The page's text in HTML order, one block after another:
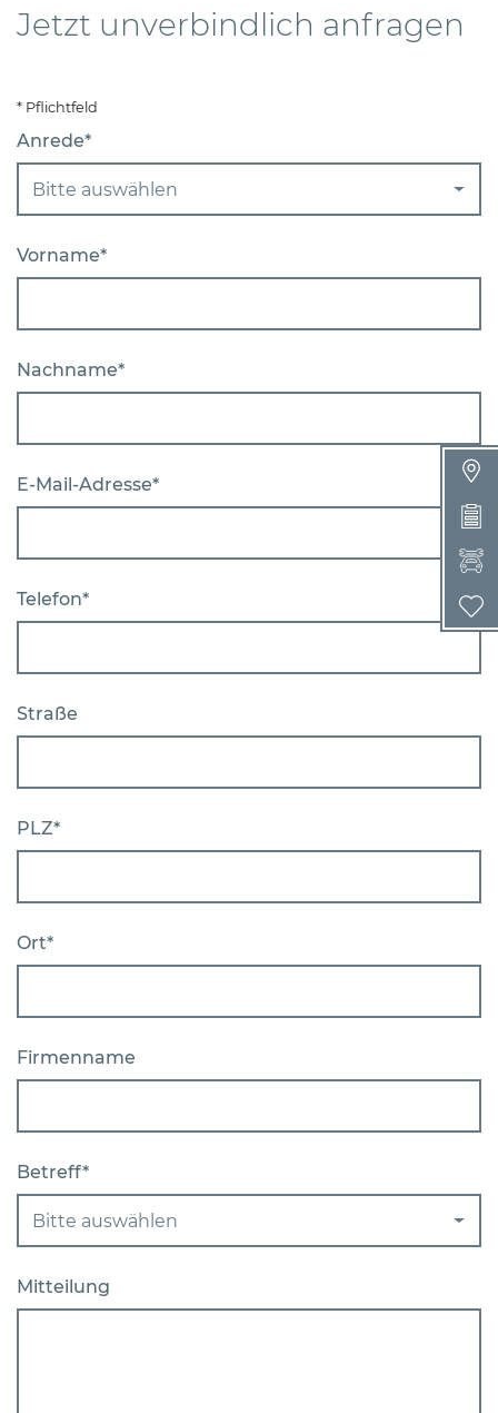
Jetzt unverbindlich anfragen
* Pflichtfeld
Anrede*
Bitte auswählen
Vorname*
Nachname*
E-Mail-Adresse*
Telefon*
Straße
PLZ*
Ort*
Firmenname
Betreff*
Bitte auswählen
Mitteilung